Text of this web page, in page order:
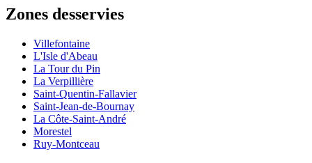
Zones desservies
Villefontaine
L'Isle d'Abeau
La Tour du Pin
La Verpillière
Saint-Quentin-Fallavier
Saint-Jean-de-Bournay
La Côte-Saint-André
Morestel
Ruy-Montceau